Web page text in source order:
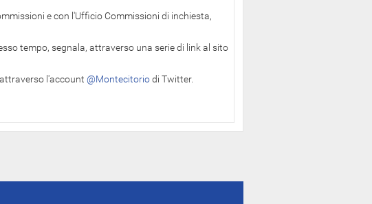
e con l'Ufficio Commissioni di inchiesta,
tempo, segnala, attraverso una serie di link al sito
l'account @Montecitoriodi Twitter.